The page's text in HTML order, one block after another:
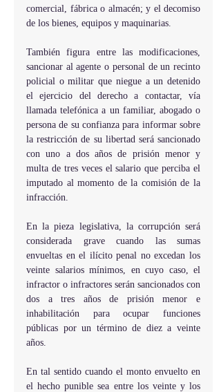
comercial, fábrica o almacén; y el decomiso
de los bienes, equipos y maquinarias.
También figura entre las modificaciones,
sancionar al agente o personal de un recinto
policial o militar que niegue a un detenido
el ejercicio del derecho a contactar, vía
llamada telefónica a un familiar, abogado o
persona de su confianza para informar sobre
la restricción de su libertad será sancionado
con uno a dos años de prisión menor y
multa de tres veces el salario que perciba el
imputado al momento de la comisión de la
infracción.
En la pieza legislativa, la corrupción será
considerada grave cuando las sumas
envueltas en el ilícito penal no excedan los
veinte salarios mínimos, en cuyo caso, el
infractor o infractores serán sancionados con
dos a tres años de prisión menor e
inhabilitación para ocupar funciones
públicas por un término de diez a veinte
años.
En tal sentido cuando el monto envuelto en
el hecho punible sea entre los veinte y los